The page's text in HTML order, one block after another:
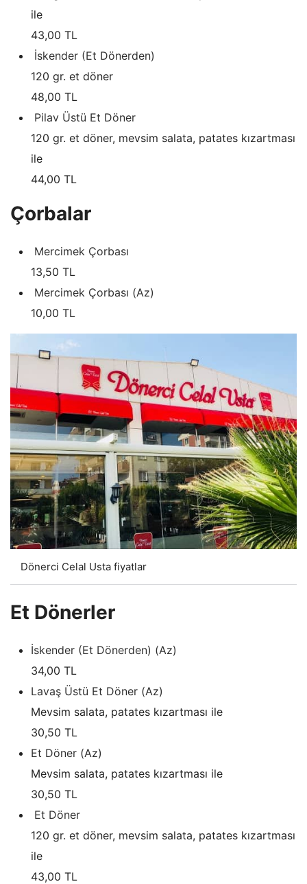
ile
43,00 TL
İskender (Et Dönerden)
120 gr. et döner
48,00 TL
Pilav Üstü Et Döner
120 gr. et döner, mevsim salata, patates kızartması
ile
44,00 TL
Çorbalar
Mercimek Çorbası
13,50 TL
Mercimek Çorbası (Az)
10,00 TL
Dönerci Celal Usta fiyatlar
Et Dönerler
İskender (Et Dönerden) (Az)
34,00 TL
Lavaş Üstü Et Döner (Az)
Mevsim salata, patates kızartması ile
30,50 TL
Et Döner (Az)
Mevsim salata, patates kızartması ile
30,50 TL
Et Döner
120 gr. et döner, mevsim salata, patates kızartması
ile
43,00 TL